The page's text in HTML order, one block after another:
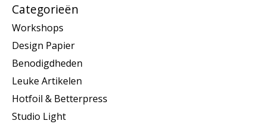
Categorieën
Workshops
Design Papier
Benodigdheden
Leuke Artikelen
Hotfoil & Betterpress
Studio Light